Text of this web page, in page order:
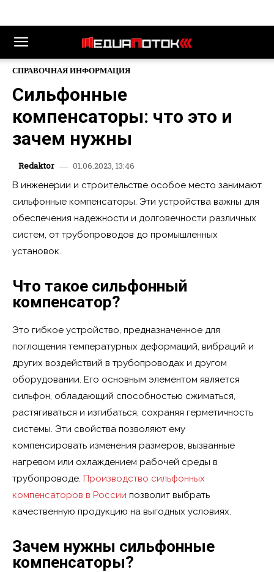
СПРАВОЧНАЯ ИНФОРМАЦИЯ
Сильфонные
компенсаторы: что это и
зачем нужны
Redaktor
01.06.2023, 13:46
В инженерии и строительстве особое место занимают
сильфонные компенсаторы. Эти устройства важны для
обеспечения надежности и долговечности различных
систем, от трубопроводов до промышленных
установок.
Что такое сильфонный
компенсатор?
Это гибкое устройство, предназначенное для
поглощения температурных деформаций, вибраций и
других воздействий в трубопроводах и другом
оборудовании. Его основным элементом является
сильфон, обладающий способностью сжиматься,
растягиваться и изгибаться, сохраняя герметичность
системы. Эти свойства позволяют ему
компенсировать изменения размеров, вызванные
нагревом или охлаждением рабочей среды в
трубопроводе. Производство сильфонных
компенсаторов в России позволит выбрать
качественную продукцию на выгодных условиях.
Зачем нужны сильфонные
компенсаторы?